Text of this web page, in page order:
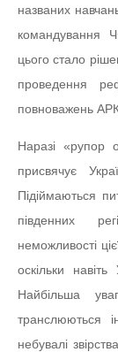
названих
командування
цього стало
проведення
повноважень
Наразі «рупор
присвячує
Підіймаються
південних
неможливості
оскільки
Найбільша
транслюються
небувалі